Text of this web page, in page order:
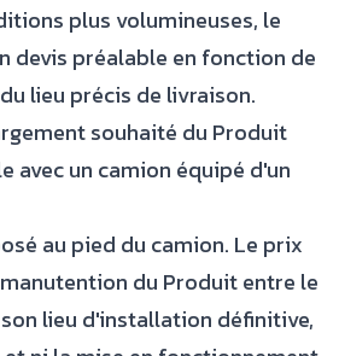
plus volumineuses, le
devis préalable en fonction de
lieu précis de livraison.
souhaité du Produit
avec un camion équipé d'un
au pied du camion. Le prix
du Produit entre le
lieu d'installation définitive,